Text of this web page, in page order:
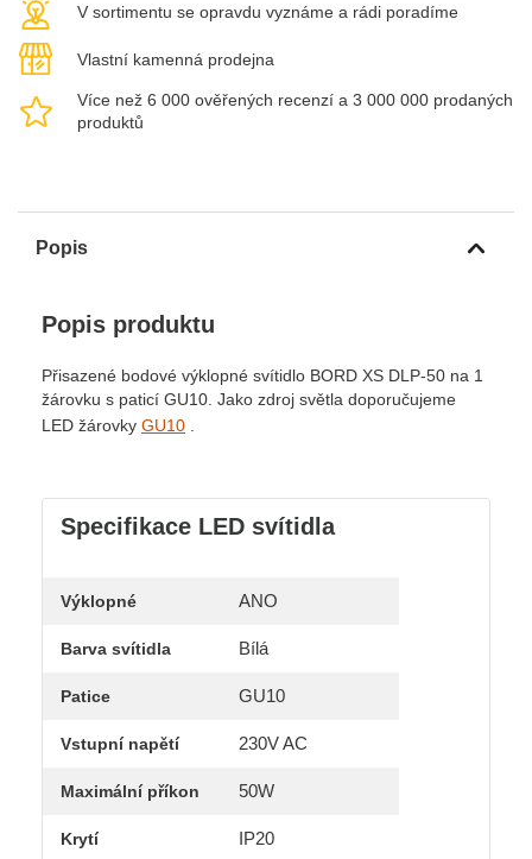
V sortimentu se opravdu vyznáme a rádi poradíme
Vlastní kamenná prodejna
Více než 6 000 ověřených recenzí a 3 000 000 prodaných
produktů
Popis
Popis produktu
Přisazené bodové výklopné svítidlo BORD XS DLP-50 na 1
žárovku s paticí GU10. Jako zdroj světla doporučujeme
LED žárovky GU10
Specifikace LED svítidla
Výklopné ANO
Barva svítidla Bílá
Patice GU10
Vstupní napětí 230V AC
Maximální příkon 50W
Krytí IP20